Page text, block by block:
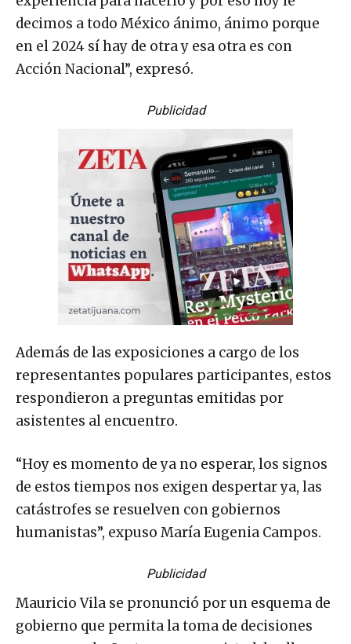
decimos a todo México ánimo, ánimo porque
en el 2024 sí hay de otra y esa otra es con
Acción Nacional”, expresó.
Publicidad
Además de las exposiciones a cargo de los
representantes populares participantes, estos
respondieron a preguntas emitidas por
asistentes al encuentro.
“Hoy es momento de ya no esperar, los signos
de estos tiempos nos exigen despertar ya, las
catástrofes se resuelven con gobiernos
humanistas”, expuso María Eugenia Campos.
Publicidad
Mauricio Vila se pronunció por un esquema de
gobierno que permita la toma de decisiones